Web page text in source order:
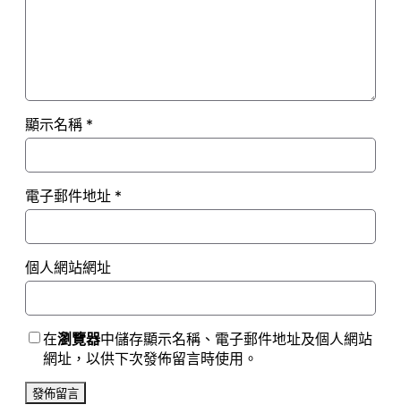
顯示名稱 *
電子郵件地址 *
個人網站網址
在瀏覽器中儲存顯示名稱、電子郵件地址及個人網站
網址，以供下次發佈留言時使用。